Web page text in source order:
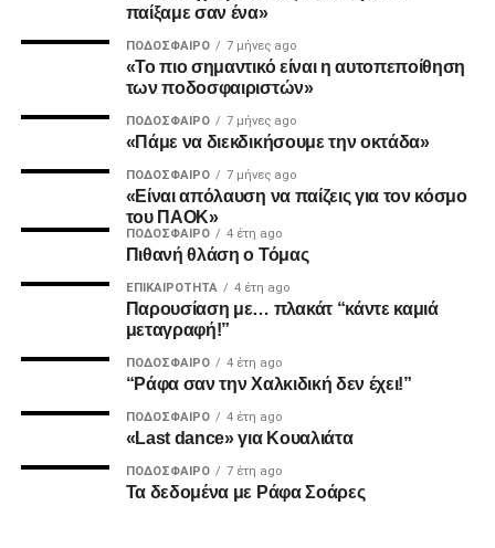
Ο Καμαρά έκρινε ακόμη ένα ματς του ΠΑΟΚ τη φετινή
σεζόν με κεφαλιά, μετά τα σημαντικά γκολ του κόντρα σε
Ατρόμητο και Λεβαδειακό.
Ο Τσακαλίδης δεν ήρθε αντιμέτωπος με κάποια δύσκολη
φάση. Καταλόγισε στο 21’ χωρίς δεύτερη σκέψη το
πέναλτι υπέρ του Παναιτωλικού για μαρκάρισμα του
Μιχαηλίδη και έβγαλε συνολικά από το τσεπάκι του επτά
ADVERTISEMENT
παίξαμε σαν ένα»
ΠΟΔΌΣΦΑΙΡΟ 7 μήνες ago
«Το πιο σημαντικό είναι η αυτοπεποίθηση
των ποδοσφαιριστών»
ΠΟΔΌΣΦΑΙΡΟ 7 μήνες ago
«Πάμε να διεκδικήσουμε την οκτάδα»
ΠΟΔΌΣΦΑΙΡΟ 7 μήνες ago
«Είναι απόλαυση να παίζεις για τον κόσμο
του ΠΑΟΚ»
ΠΟΔΌΣΦΑΙΡΟ 4 έτη ago
Πιθανή θλάση ο Τόμας
ΕΠΙΚΑΙΡΌΤΗΤΑ 4 έτη ago
Παρουσίαση με… πλακάτ “κάντε καμιά
μεταγραφή!”
ΠΟΔΌΣΦΑΙΡΟ 4 έτη ago
“Ράφα σαν την Χαλκιδική δεν έχει!”
ΠΟΔΌΣΦΑΙΡΟ 4 έτη ago
«Last dance» για Κουαλιάτα
ΠΟΔΌΣΦΑΙΡΟ 7 έτη ago
Τα δεδομένα με Ράφα Σοάρες